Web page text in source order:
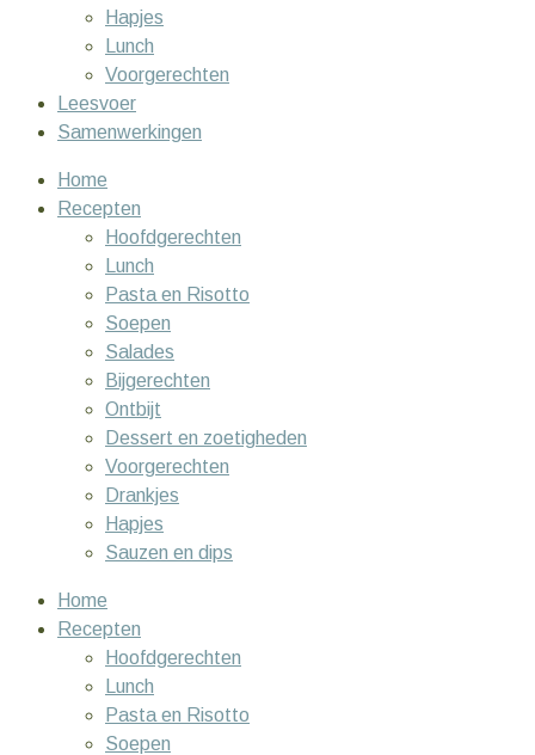
Hapjes
Lunch
Voorgerechten
Leesvoer
Samenwerkingen
Home
Recepten
Hoofdgerechten
Lunch
Pasta en Risotto
Soepen
Salades
Bijgerechten
Ontbijt
Dessert en zoetigheden
Voorgerechten
Drankjes
Hapjes
Sauzen en dips
Home
Recepten
Hoofdgerechten
Lunch
Pasta en Risotto
Soepen